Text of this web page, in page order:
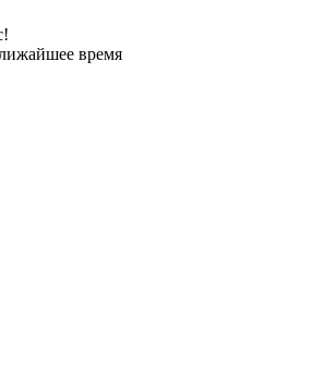
время